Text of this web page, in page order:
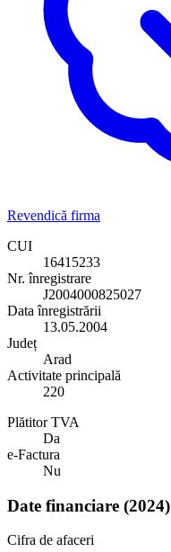
Revendică firma
CUI
16415233
Nr. înregistrare
J2004000825027
Data înregistrării
13.05.2004
Județ
Arad
Activitate principală
220
Plătitor TVA
Da
e-Factura
Nu
Date financiare (2024)
Cifra de afaceri